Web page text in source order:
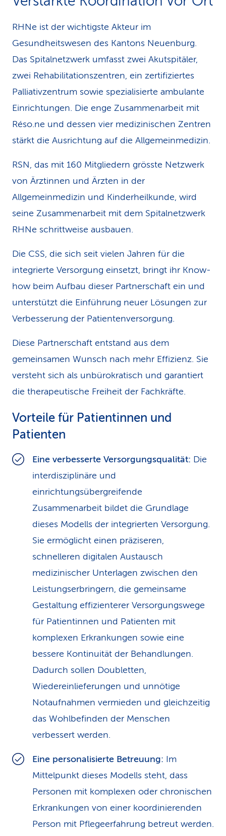
RHNe ist der wichtigste Akteur im
Gesundheitswesen des Kantons Neuenburg.
Das Spitalnetzwerk umfasst zwei Akutspitäler,
zwei Rehabilitationszentren, ein zertifiziertes
Palliativzentrum sowie spezialisierte ambulante
Einrichtungen. Die enge Zusammenarbeit mit
Réso.ne und dessen vier medizinischen Zentren
stärkt die Ausrichtung auf die Allgemeinmedizin.
RSN, das mit 160 Mitgliedern grösste Netzwerk
von Ärztinnen und Ärzten in der
Allgemeinmedizin und Kinderheilkunde, wird
seine Zusammenarbeit mit dem Spitalnetzwerk
RHNe schrittweise ausbauen.
Die CSS, die sich seit vielen Jahren für die
integrierte Versorgung einsetzt, bringt ihr Know-
how beim Aufbau dieser Partnerschaft ein und
unterstützt die Einführung neuer Lösungen zur
Verbesserung der Patientenversorgung.
Diese Partnerschaft entstand aus dem
gemeinsamen Wunsch nach mehr Effizienz. Sie
versteht sich als unbürokratisch und garantiert
die therapeutische Freiheit der Fachkräfte.
Vorteile für Patientinnen und
Patienten
Eine verbesserte Versorgungsqualität: Die
interdisziplinäre und
einrichtungsübergreifende
Zusammenarbeit bildet die Grundlage
dieses Modells der integrierten Versorgung.
Sie ermöglicht einen präziseren,
schnelleren digitalen Austausch
medizinischer Unterlagen zwischen den
Leistungserbringern, die gemeinsame
Gestaltung effizienterer Versorgungswege
für Patientinnen und Patienten mit
komplexen Erkrankungen sowie eine
bessere Kontinuität der Behandlungen.
Dadurch sollen Doubletten,
Wiedereinlieferungen und unnötige
Notaufnahmen vermieden und gleichzeitig
das Wohlbefinden der Menschen
verbessert werden.
Eine personalisierte Betreuung: Im
Mittelpunkt dieses Modells steht, dass
Personen mit komplexen oder chronischen
Erkrankungen von einer koordinierenden
Person mit Pflegeerfahrung betreut werden.